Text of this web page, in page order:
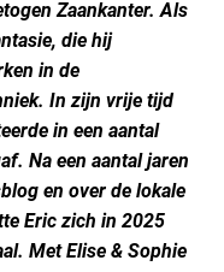
Zaankanter. Als
die hij
in de
In zijn vrije tijd
in een aantal
Na een aantal jaren
en over de lokale
Eric zich in 2025
Met Elise & Sophie